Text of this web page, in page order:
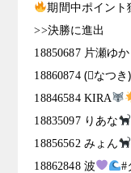
期間中ポイント
>>決勝に進出
18850687 片瀬ゆか
18860874 (⃔なつ
18846584 KIRA
18835097 りあな
18856562 みょん
18862848 波
#